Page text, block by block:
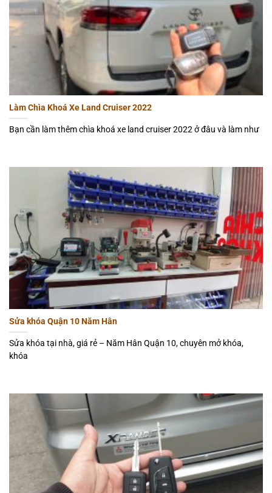
Làm Chìa Khoá Xe Land Cruiser 2022
Bạn cần làm thêm chìa khoá xe land cruiser 2022 ở đâu và làm như
Sửa khóa Quận 10 Năm Hân
Sửa khóa tại nhà, giá rẻ – Năm Hân Quận 10, chuyên mở khóa,
khóa